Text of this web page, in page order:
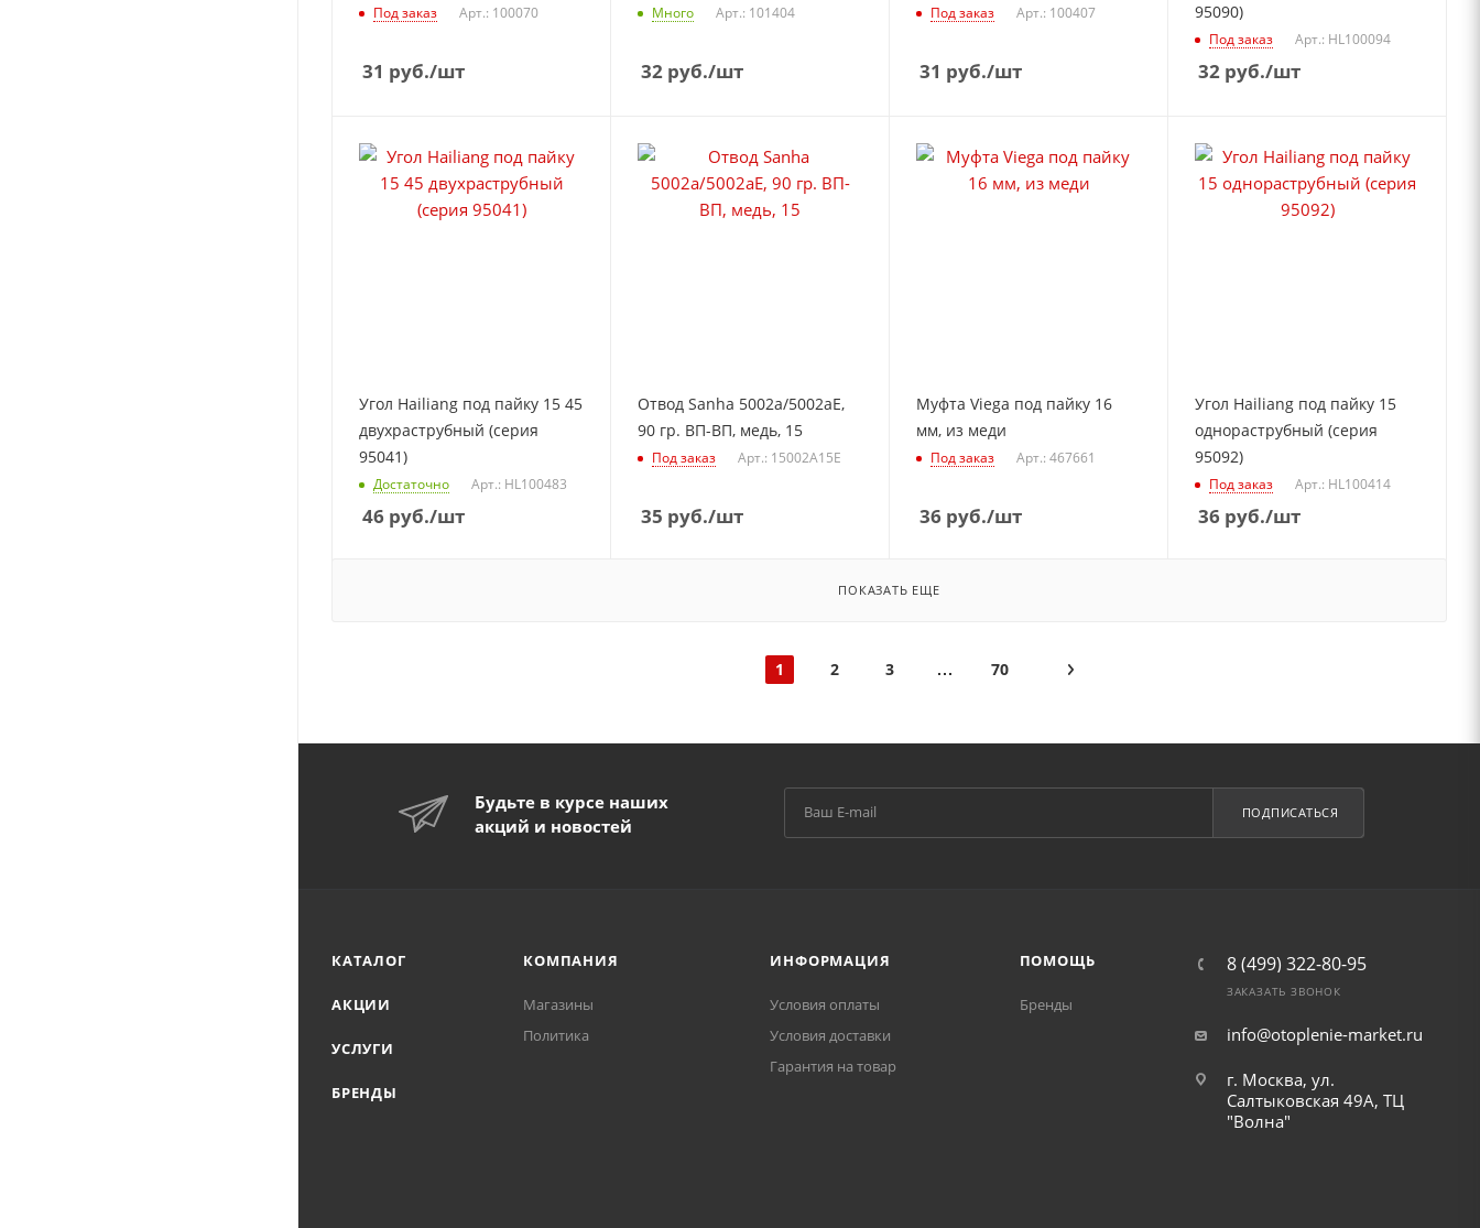
Под заказ Арт.: 100070
31 руб./шт
Много Арт.: 101404
32 руб./шт
Под заказ Арт.: 100407
31 руб./шт
95090)
Под заказ Арт.: HL100094
32 руб./шт
Угол Hailiang под пайку 15 45
двухраструбный (серия
95041)
Достаточно Арт.: HL100483
46 руб./шт
Отвод Sanha 5002a/5002aE,
90 гр. ВП-ВП, медь, 15
Под заказ Арт.: 15002A15E
35 руб./шт
Муфта Viega под пайку 16
мм, из меди
Под заказ Арт.: 467661
36 руб./шт
Угол Hailiang под пайку 15
однораструбный (серия
95092)
Под заказ Арт.: HL100414
36 руб./шт
ПОКАЗАТЬ ЕЩЕ
1 2 3 70
Будьте в курсе наших
акций и новостей
ПОДПИСАТЬСЯ
КАТАЛОГ
АКЦИИ
УСЛУГИ
БРЕНДЫ
КОМПАНИЯ
Магазины
Политика
ИНФОРМАЦИЯ
Условия оплаты
Условия доставки
Гарантия на товар
ПОМОЩЬ
Бренды
8 (499) 322-80-95
ЗАКАЗАТЬ ЗВОНОК
info@otoplenie-market.ru
г. Москва, ул.
Салтыковская 49А, ТЦ
"Волна"